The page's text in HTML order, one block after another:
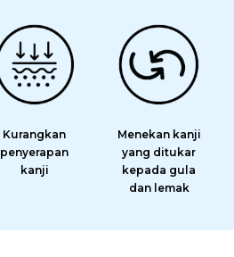
Kurangkan
penyerapan
kanji
Menekan kanji
yang ditukar
kepada gula
dan lemak